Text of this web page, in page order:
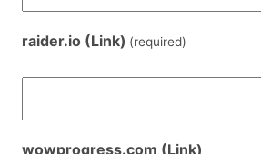
raider.io (Link) (required)
wowprogress.com (Link)